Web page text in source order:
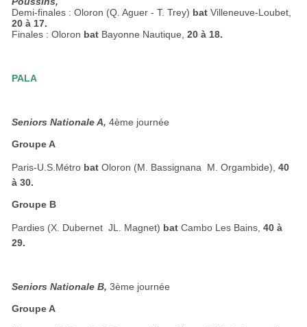
Demi-finales : Oloron (Q. Aguer - T. Trey) batVilleneuve-Loubet,
20 à 17.
Finales : Oloron bat Bayonne Nautique,20 à 18.
PALA
Seniors Nationale A, 4ème journée
Groupe A
Paris-U.S.Métro batOloron (M. Bassignana  M. Orgambide),40
à 30.
Groupe B
Pardies (X. Dubernet  JL. Magnet) bat Cambo Les Bains,40 à
29.
Seniors Nationale B, 3ème journée
Groupe A